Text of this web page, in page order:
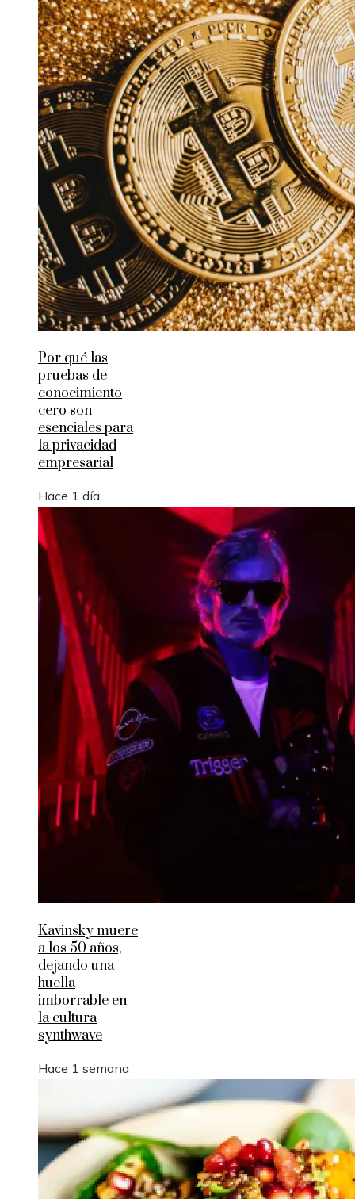
Por qué las
pruebas de
conocimiento
cero son
esenciales para
la privacidad
empresarial
Hace 1 día
Kavinsky muere
a los 50 años,
dejando una
huella
imborrable en
la cultura
synthwave
Hace 1 semana